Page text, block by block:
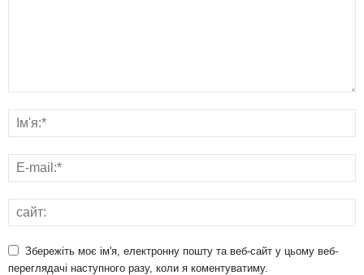
Збережіть моє ім'я, електронну пошту та веб-сайт у цьому веб-
переглядачі наступного разу, коли я коментуватиму.